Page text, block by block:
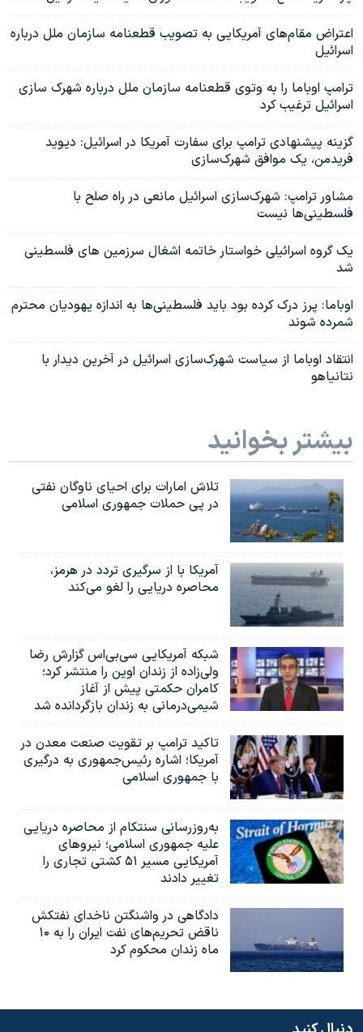
اعتراض مقام‌های آمریکایی به تصویب قطعنامه سازمان ملل درباره
اسرائیل
ترامپ اوباما را به وتوی قطعنامه سازمان ملل درباره شهرک سازی
اسرائیل ترغیب کرد
گزینه پیشنهادی ترامپ برای سفارت آمریکا در اسرائیل: دیوید
فریدمن، یک موافق شهرک‌سازی
مشاور ترامپ: شهرک‌سازی اسرائیل مانعی در راه صلح با
فلسطینی‌‌ها نیست
یک گروه اسرائیلی خواستار خاتمه اشغال سرزمین های فلسطینی
شد
اوباما: پرز درک کرده بود باید فلسطینی‌ها به اندازه یهودیان محترم
شمرده شوند
انتقاد اوباما از سیاست شهرک‌سازی اسرائیل در آخرین دیدار با
نتانیاهو
بیشتر بخوانید
تلاش امارات برای احیای ناوگان نفتی
در پی حملات جمهوری اسلامی
آمریکا با از سرگیری تردد در هرمز،
محاصره دریایی را لغو می‌کند
شبکه آمریکایی سی‌بی‌‌اس گزارش رضا
ولی‌زاده از زندان اوین را منتشر کرد؛
کامران حکمتی پیش از آغاز
شیمی‌درمانی به زندان بازگردانده شد
تاکید ترامپ بر تقویت صنعت معدن در
آمریکا؛ اشاره رئیس‌جمهوری به درگیری
با جمهوری اسلامی
به‌روزرسانی سنتکام از محاصره دریایی
علیه جمهوری اسلامی؛ نیروهای
آمریکایی مسیر ۵۱ کشتی تجاری را
تغییر دادند
دادگاهی در واشنگتن ناخدای نفتکش
ناقض تحریم‌های نفت ایران را به ۱۰
ماه زندان محکوم کرد